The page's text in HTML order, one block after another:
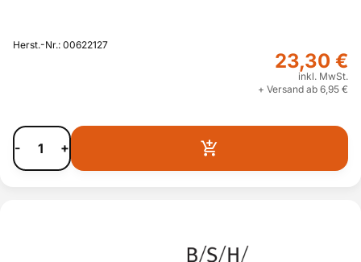
Herst.-Nr.: 00622127
23,30 €
inkl. MwSt.
+ Versand ab 6,95 €
- +